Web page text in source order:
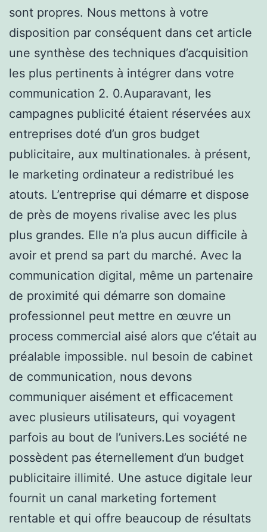
sont propres. Nous mettons à votre
disposition par conséquent dans cet article
une synthèse des techniques d’acquisition
les plus pertinents à intégrer dans votre
communication 2. 0.Auparavant, les
campagnes publicité étaient réservées aux
entreprises doté d’un gros budget
publicitaire, aux multinationales. à présent,
le marketing ordinateur a redistribué les
atouts. L’entreprise qui démarre et dispose
de près de moyens rivalise avec les plus
plus grandes. Elle n’a plus aucun difficile à
avoir et prend sa part du marché. Avec la
communication digital, même un partenaire
de proximité qui démarre son domaine
professionnel peut mettre en œuvre un
process commercial aisé alors que c’était au
préalable impossible. nul besoin de cabinet
de communication, nous devons
communiquer aisément et efficacement
avec plusieurs utilisateurs, qui voyagent
parfois au bout de l’univers.Les société ne
possèdent pas éternellement d’un budget
publicitaire illimité. Une astuce digitale leur
fournit un canal marketing fortement
rentable et qui offre beaucoup de résultats